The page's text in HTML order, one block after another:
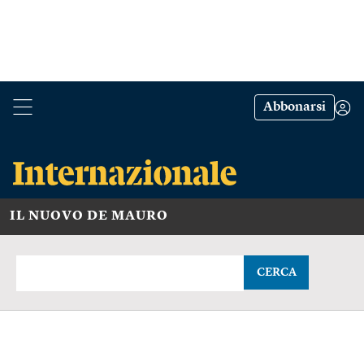
Abbonarsi
IL NUOVO DE MAURO
CERCA